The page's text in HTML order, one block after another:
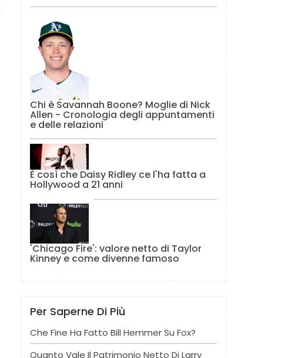
Chi è Savannah Boone? Moglie di Nick
Allen - Cronologia degli appuntamenti
e delle relazioni
È così che Daisy Ridley ce l'ha fatta a
Hollywood a 21 anni
'Chicago Fire': valore netto di Taylor
Kinney e come divenne famoso
Per Saperne Di Più
Che Fine Ha Fatto Bill Hemmer Su Fox?
Quanto Vale Il Patrimonio Netto Di Larry